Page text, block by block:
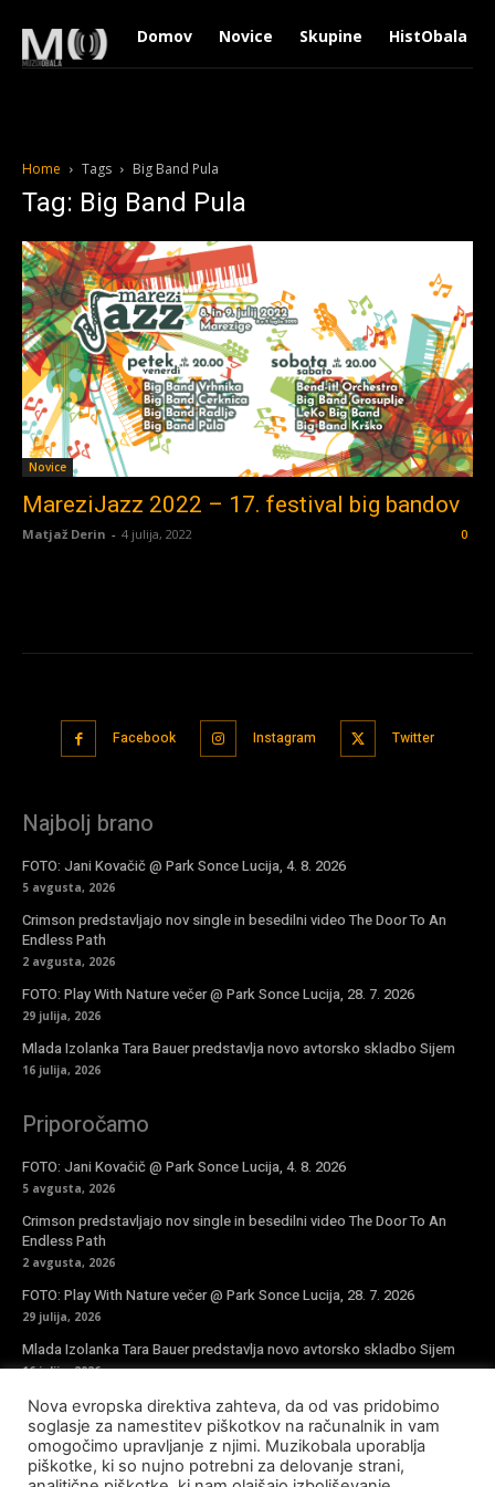
Domov Novice Skupine HistObala
Home Tags Big Band Pula
Tag: Big Band Pula
Novice
MareziJazz 2022 – 17. festival big bandov
Matjaž Derin - 4 julija, 2022 0
Facebook Instagram Twitter
Najbolj brano
FOTO: Jani Kovačič @ Park Sonce Lucija, 4. 8. 2026
5 avgusta, 2026
Crimson predstavljajo nov single in besedilni video The Door To An
Endless Path
2 avgusta, 2026
FOTO: Play With Nature večer @ Park Sonce Lucija, 28. 7. 2026
29 julija, 2026
Mlada Izolanka Tara Bauer predstavlja novo avtorsko skladbo Sijem
16 julija, 2026
Priporočamo
FOTO: Jani Kovačič @ Park Sonce Lucija, 4. 8. 2026
5 avgusta, 2026
Crimson predstavljajo nov single in besedilni video The Door To An
Endless Path
2 avgusta, 2026
FOTO: Play With Nature večer @ Park Sonce Lucija, 28. 7. 2026
29 julija, 2026
Mlada Izolanka Tara Bauer predstavlja novo avtorsko skladbo Sijem
16 julija, 2026
Vpiši se v novičke
Nova evropska direktiva zahteva, da od vas pridobimo
soglasje za namestitev piškotkov na računalnik in vam
omogočimo upravljanje z njimi. Muzikobala uporablja
piškotke, ki so nujno potrebni za delovanje strani,